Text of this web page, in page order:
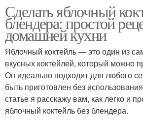
Сделать яблочный
блендера: простой
домашней кухни
Яблочный коктейль — это один из
вкусных коктейлей, который можно
Он идеально подходит для любого
быть приготовлен без
статье я расскажу вам, как легко и
яблочный коктейль без блендера.